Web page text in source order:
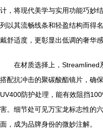
计，将现代美学与实用功能巧妙
列以其流畅线条和轻盈结构而得
戴舒适度，更彰显出低调的奢华感
在材质选择上，Streamlined
搭配抗冲击的聚碳酸酯镜片，确
UV400防护处理，能有效阻挡
害。细节处可见万宝龙标志性的
面，成为品牌身份的微妙注解。